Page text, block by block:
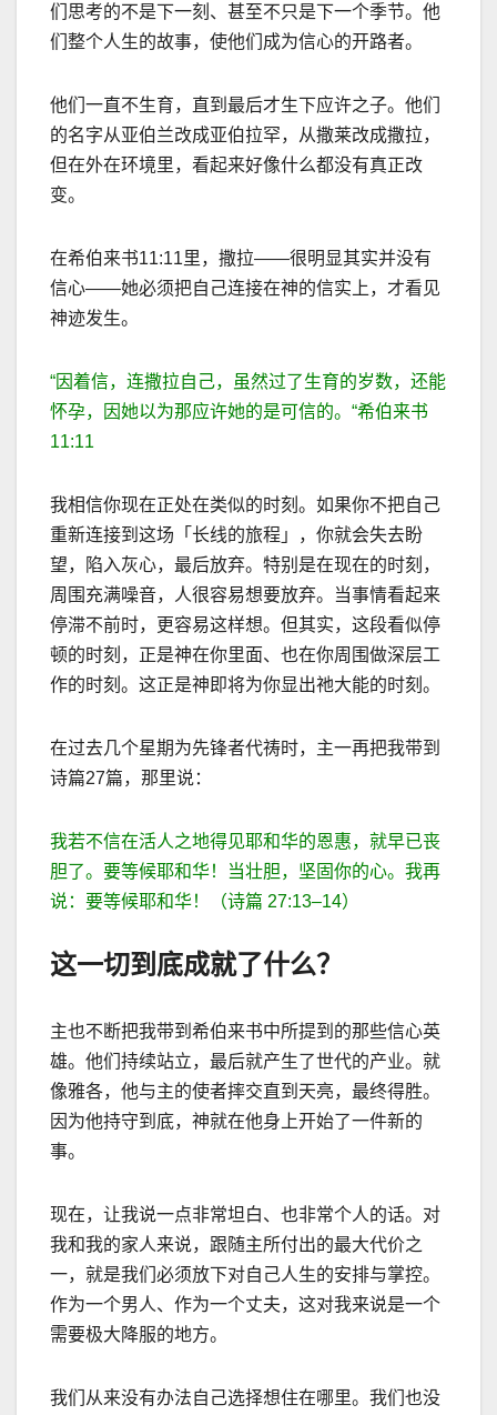
们思考的不是下一刻、甚至不只是下一个季节。他
们整个人生的故事，使他们成为信心的开路者。
他们一直不生育，直到最后才生下应许之子。他们
的名字从亚伯兰改成亚伯拉罕，从撒莱改成撒拉，
但在外在环境里，看起来好像什么都没有真正改
变。
在希伯来书11:11里，撒拉——很明显其实并没有
信心——她必须把自己连接在神的信实上，才看见
神迹发生。
“因着信，连撒拉自己，虽然过了生育的岁数，还能
怀孕，因她以为那应许她的是可信的。 “希伯来书
11:11
我相信你现在正处在类似的时刻。如果你不把自己
重新连接到这场「长线的旅程」，你就会失去盼
望，陷入灰心，最后放弃。特别是在现在的时刻，
周围充满噪音，人很容易想要放弃。当事情看起来
停滞不前时，更容易这样想。但其实，这段看似停
顿的时刻，正是神在你里面、也在你周围做深层工
作的时刻。这正是神即将为你显出祂大能的时刻。
在过去几个星期为先锋者代祷时，主一再把我带到
诗篇27篇，那里说：
我若不信在活人之地得见耶和华的恩惠，就早已丧
胆了。要等候耶和华！当壮胆，坚固你的心。我再
说：要等候耶和华！（诗篇 27:13–14）
这一切到底成就了什么？
主也不断把我带到希伯来书中所提到的那些信心英
雄。他们持续站立，最后就产生了世代的产业。就
像雅各，他与主的使者摔交直到天亮，最终得胜。
因为他持守到底，神就在他身上开始了一件新的
事。
现在，让我说一点非常坦白、也非常个人的话。对
我和我的家人来说，跟随主所付出的最大代价之
一，就是我们必须放下对自己人生的安排与掌控。
作为一个男人、作为一个丈夫，这对我来说是一个
需要极大降服的地方。
我们从来没有办法自己选择想住在哪里。我们也没